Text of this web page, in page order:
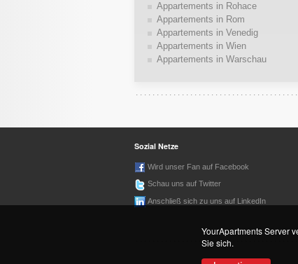
YourApartments Server
Sie sich.
Appartements in Rohace
Appartements in Rom
Appartements in Venedig
Appartements in Wien
Appartements in Warschau
Sozial Netze
Wird unser Fan auf Facebook
Schau uns auf Twitter
Anschließ sich zu uns auf LinkedIn